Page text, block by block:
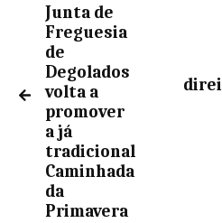
Junta de
Freguesia
de
Degolados
volta a
promover
a já
tradicional
Caminhada
da
Primavera